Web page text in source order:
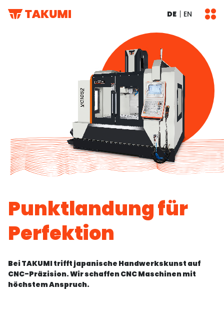
DE EN
Punktlandung für
Perfektion
Bei TAKUMI trifft japanische Handwerkskunst auf
CNC-Präzision. Wir schaffen CNC Maschinen mit
höchstem Anspruch.